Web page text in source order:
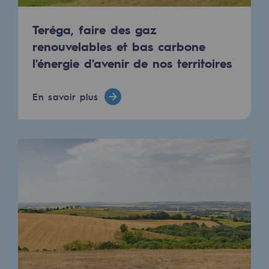
Raccordement au réseau de gaz
Stockage de gaz
Stockage de gaz
Biométhane
Biométhane : Enjeux et opportunités
Qu'est-ce que la méthanisation ?
Teréga, partenaire de référence sur le
Teréga, faire des gaz
renouvelables et bas carbone
l'énergie d'avenir de nos territoires
En savoir plus